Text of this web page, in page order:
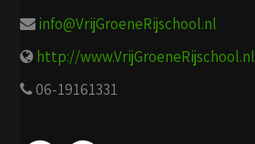
info@VrijGroeneRijschool.nl
http://www.VrijGroeneRijschool.nl
06-19161331